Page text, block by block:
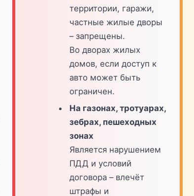
территории, гаражи,
частные жилые дворы
– запрещены.
Во дворах жилых
домов, если доступ к
авто может быть
ограничен.
На газонах, тротуарах,
зебрах, пешеходных
зонах
Является нарушением
ПДД и условий
договора – влечёт
штрафы и